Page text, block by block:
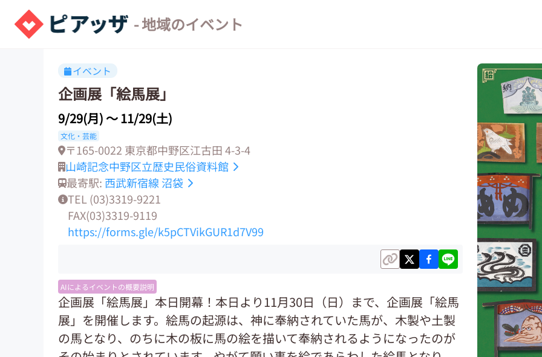
- 地域のイベント
イベント
企画展「絵馬展」
9/29(月)〜11/29(土)
文化・芸能
〒165-0022 東京都中野区江古田 4-3-4
山崎記念中野区立歴史民俗資料館
最寄駅: 西武新宿線 沼袋
TEL (03)3319-9221
FAX(03)3319-9119
https://forms.gle/k5pCTVikGUR1d7V99
AIによるイベントの概要説明
企画展「絵馬展」本日開幕！本日より11月30日（日）まで、企画展「絵馬
展」を開催します。絵馬の起源は、神に奉納されていた馬が、木製や土製
の馬となり、のちに木の板に馬の絵を描いて奉納されるようになったのが